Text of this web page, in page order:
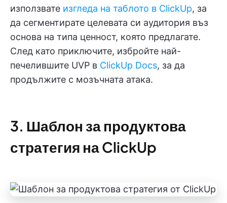
използвате изгледа на таблото в ClickUp, за
да сегментирате целевата си аудитория въз
основа на типа ценност, която предлагате.
След като приключите, избройте най-
печелившите UVP в ClickUp Docs, за да
продължите с мозъчната атака.
3. Шаблон за продуктова
стратегия на ClickUp